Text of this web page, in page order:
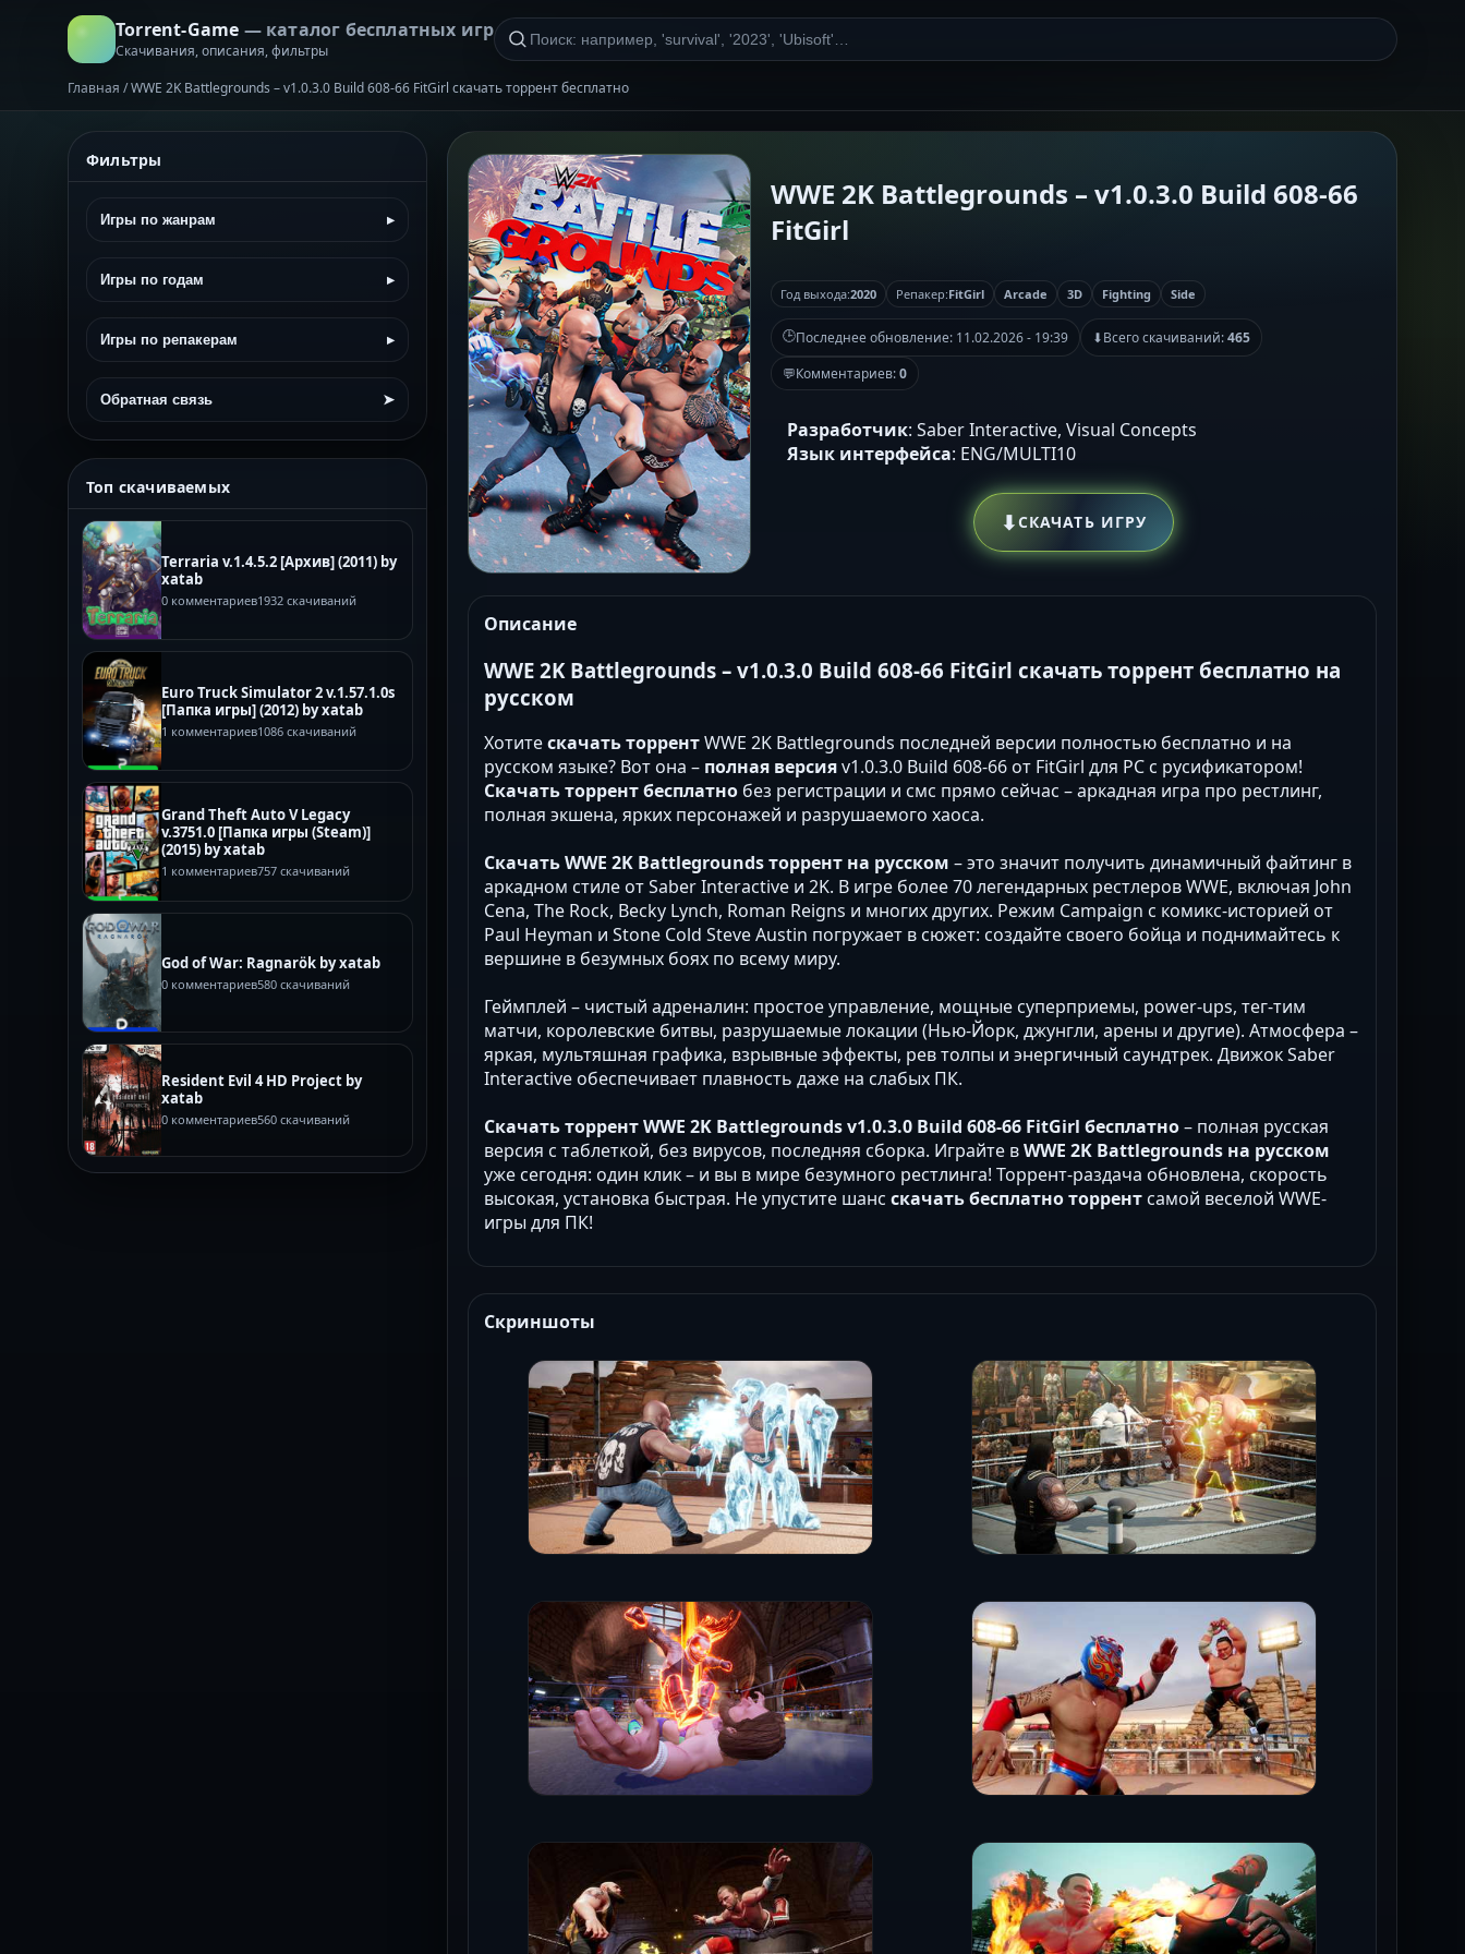
Torrent-Game — каталог бесплатных игр
Скачивания, описания, фильтры
Главная /WWE 2K Battlegrounds – v1.0.3.0 Build 608-66 FitGirl скачать торрент бесплатно
Фильтры
Игры по жанрам ▸
Игры по годам ▸
Игры по репакерам ▸
Обратная связь ➤
Топ скачиваемых
Terraria v.1.4.5.2 [Архив] (2011) by
xatab
0 комментариев1932 скачиваний
Euro Truck Simulator 2 v.1.57.1.0s
[Папка игры] (2012) by xatab
1 комментариев1086 скачиваний
Grand Theft Auto V Legacy
v.3751.0 [Папка игры (Steam)]
(2015) by xatab
1 комментариев757 скачиваний
God of War: Ragnarök by xatab
0 комментариев580 скачиваний
Resident Evil 4 HD Project by
xatab
0 комментариев560 скачиваний
WWE 2K Battlegrounds – v1.0.3.0 Build 608-66
FitGirl
Год выхода:2020 Репакер:FitGirl Arcade 3D Fighting Side
🕒Последнее обновление: 11.02.2026 - 19:39 ⬇Всего скачиваний:465
💬Комментариев:0
Разработчик: Saber Interactive, Visual Concepts
Язык интерфейса: ENG/MULTI10
⬇СКАЧАТЬ ИГРУ
Описание
WWE 2K Battlegrounds – v1.0.3.0 Build 608-66 FitGirl скачать торрент бесплатно на
русском
Хотитескачать торрентWWE 2K Battlegrounds последней версии полностью бесплатно и на
русском языке? Вот она – полная версияv1.0.3.0 Build 608-66 от FitGirl для PC с русификатором!
Скачать торрент бесплатно без регистрации и смс прямо сейчас – аркадная игра про рестлинг,
полная экшена, ярких персонажей и разрушаемого хаоса.
Скачать WWE 2K Battlegrounds торрент на русском – это значит получить динамичный файтинг в
аркадном стиле от Saber Interactive и 2K. В игре более 70 легендарных рестлеров WWE, включая John
Cena, The Rock, Becky Lynch, Roman Reigns и многих других. Режим Campaign с комикс-историей от
Paul Heyman и Stone Cold Steve Austin погружает в сюжет: создайте своего бойца и поднимайтесь к
вершине в безумных боях по всему миру.
Геймплей – чистый адреналин: простое управление, мощные суперприемы, power-ups, тег-тим
матчи, королевские битвы, разрушаемые локации (Нью-Йорк, джунгли, арены и другие). Атмосфера –
яркая, мультяшная графика, взрывные эффекты, рев толпы и энергичный саундтрек. Движок Saber
Interactive обеспечивает плавность даже на слабых ПК.
Скачать торрент WWE 2K Battlegrounds v1.0.3.0 Build 608-66 FitGirl бесплатно– полная русская
версия с таблеткой, без вирусов, последняя сборка. Играйте вWWE 2K Battlegrounds на русском
уже сегодня: один клик – и вы в мире безумного рестлинга! Торрент-раздача обновлена, скорость
высокая, установка быстрая. Не упустите шанс скачать бесплатно торрент самой веселой WWE-
игры для ПК!
Скриншоты